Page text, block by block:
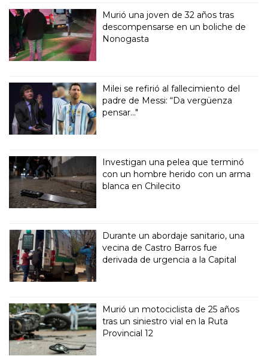
Murió una joven de 32 años tras
descompensarse en un boliche de
Nonogasta
Milei se refirió al fallecimiento del
padre de Messi: “Da vergüenza
pensar..."
Investigan una pelea que terminó
con un hombre herido con un arma
blanca en Chilecito
Durante un abordaje sanitario, una
vecina de Castro Barros fue
derivada de urgencia a la Capital
Murió un motociclista de 25 años
tras un siniestro vial en la Ruta
Provincial 12